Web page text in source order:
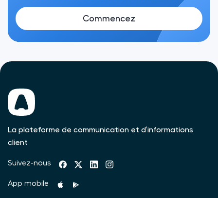
Commencez
La plateforme de communication et d’informations
client
Suivez-nous
App mobile